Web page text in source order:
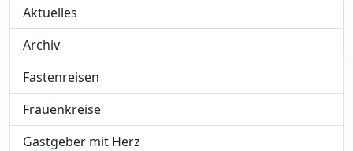
Aktuelles
Archiv
Fastenreisen
Frauenkreise
Gastgeber mit Herz